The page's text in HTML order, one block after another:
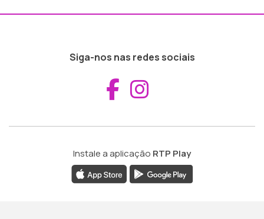
Siga-nos nas redes sociais
Aceder ao
Instale a aplicação RTP Play